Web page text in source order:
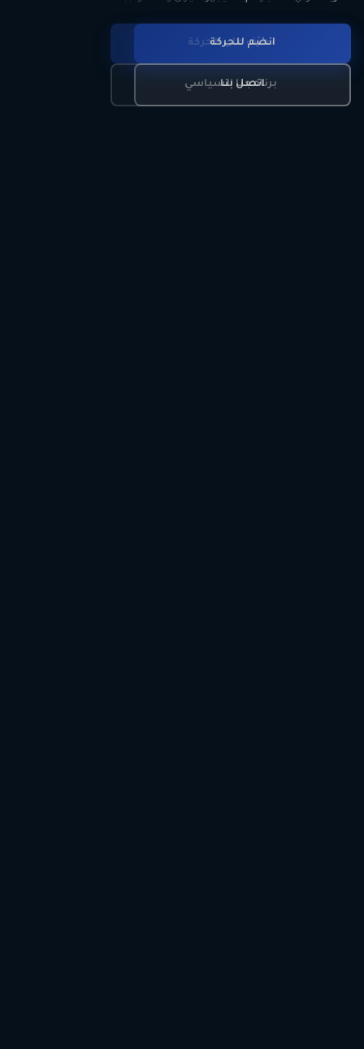
تعرّف على الحركة
برنامجنا السياسي
انضم للحركة
اتصل بنا